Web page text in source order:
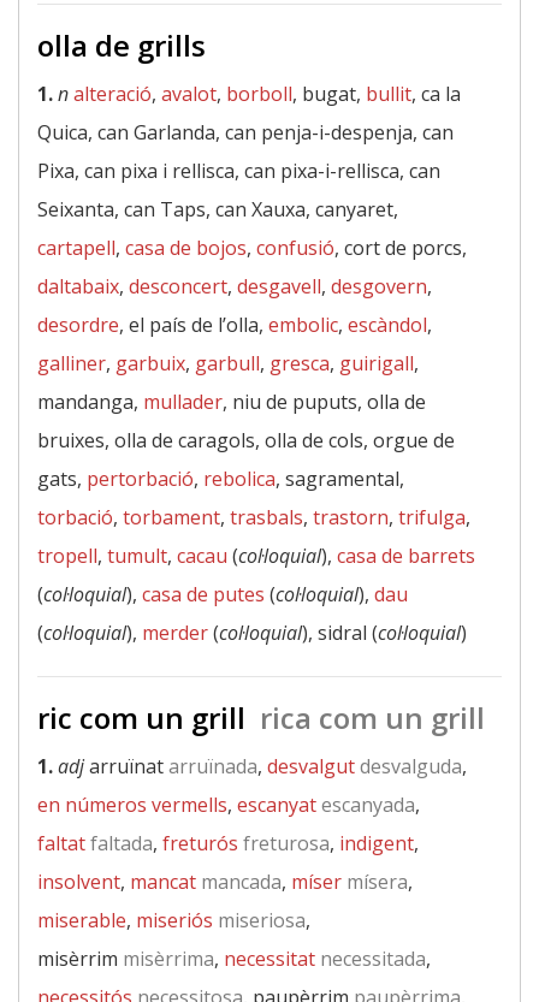
olla de grills
1.nalteració, avalot, borboll, bugat, bullit, ca la
Quica, can Garlanda, can penja-i-despenja, can
Pixa, can pixa i rellisca, can pixa-i-rellisca, can
Seixanta, can Taps, can Xauxa, canyaret,
cartapell, casa de bojos, confusió, cort de porcs,
daltabaix, desconcert, desgavell, desgovern,
desordre, el país de l’olla, embolic, escàndol,
galliner, garbuix, garbull, gresca, guirigall,
mandanga, mullader, niu de puputs, olla de
bruixes, olla de caragols, olla de cols, orgue de
gats, pertorbació, rebolica, sagramental,
torbació, torbament, trasbals, trastorn, trifulga,
tropell, tumult, cacau (col·loquial), casa de barrets
(col·loquial), casa de putes (col·loquial), dau
(col·loquial), merder(col·loquial), sidral (col·loquial)
ric com un grill rica com un grill
1.adjarruïnatarruïnada, desvalgutdesvalguda,
en números vermells, escanyatescanyada,
faltatfaltada, freturós freturosa, indigent,
insolvent, mancat mancada, míser mísera,
miserable, miseriós miseriosa,
misèrrim misèrrima, necessitat necessitada,